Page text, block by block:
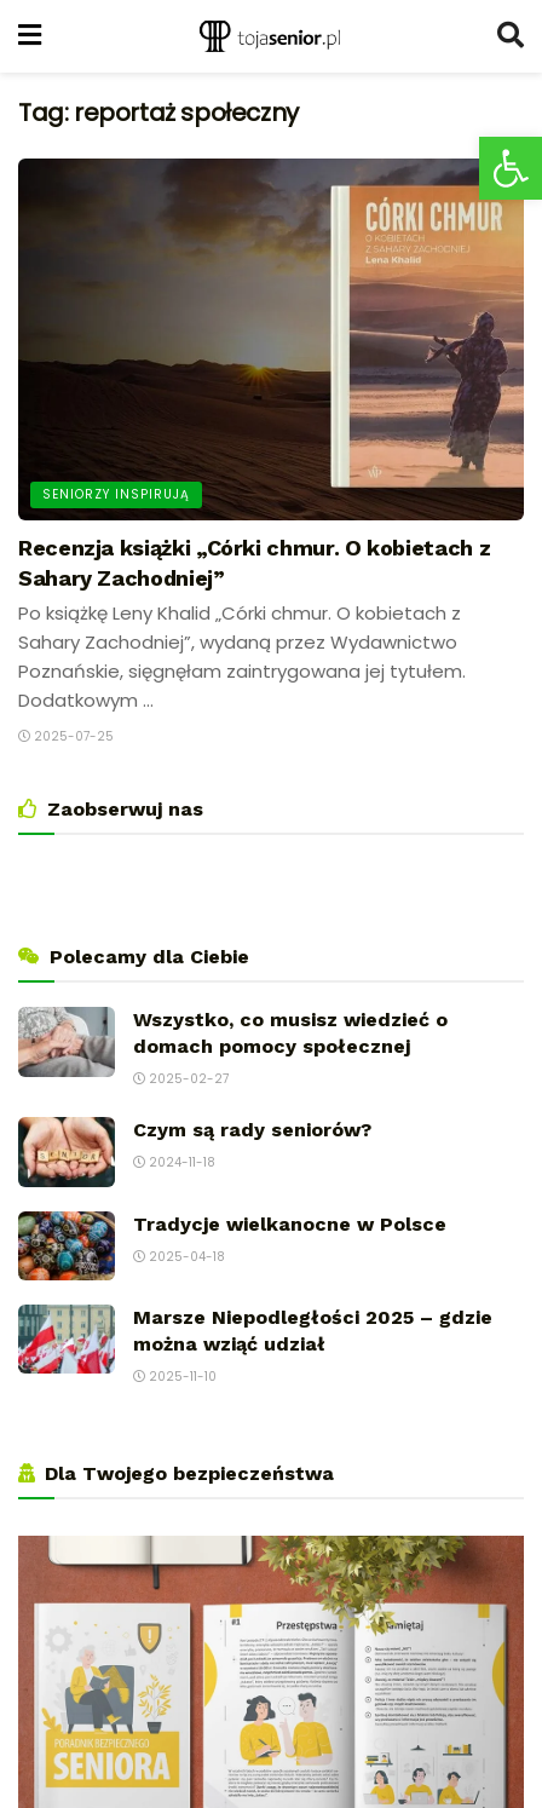
Tag: reportaż społeczny
SENIORZY INSPIRUJĄ
Recenzja książki „Córki chmur. O kobietach z
Sahary Zachodniej”
Po książkę Leny Khalid „Córki chmur. O kobietach z
Sahary Zachodniej”, wydaną przez Wydawnictwo
Poznańskie, sięgnęłam zaintrygowana jej tytułem.
Dodatkowym ...
2025-07-25
Zaobserwuj nas
Polecamy dla Ciebie
Wszystko, co musisz wiedzieć o
domach pomocy społecznej
2025-02-27
Czym są rady seniorów?
2024-11-18
Tradycje wielkanocne w Polsce
2025-04-18
Marsze Niepodległości 2025 – gdzie
można wziąć udział
2025-11-10
Dla Twojego bezpieczeństwa